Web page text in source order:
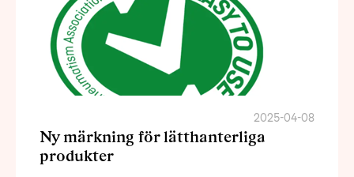
2025-04-08
Ny märkning för lätthanterliga
produkter